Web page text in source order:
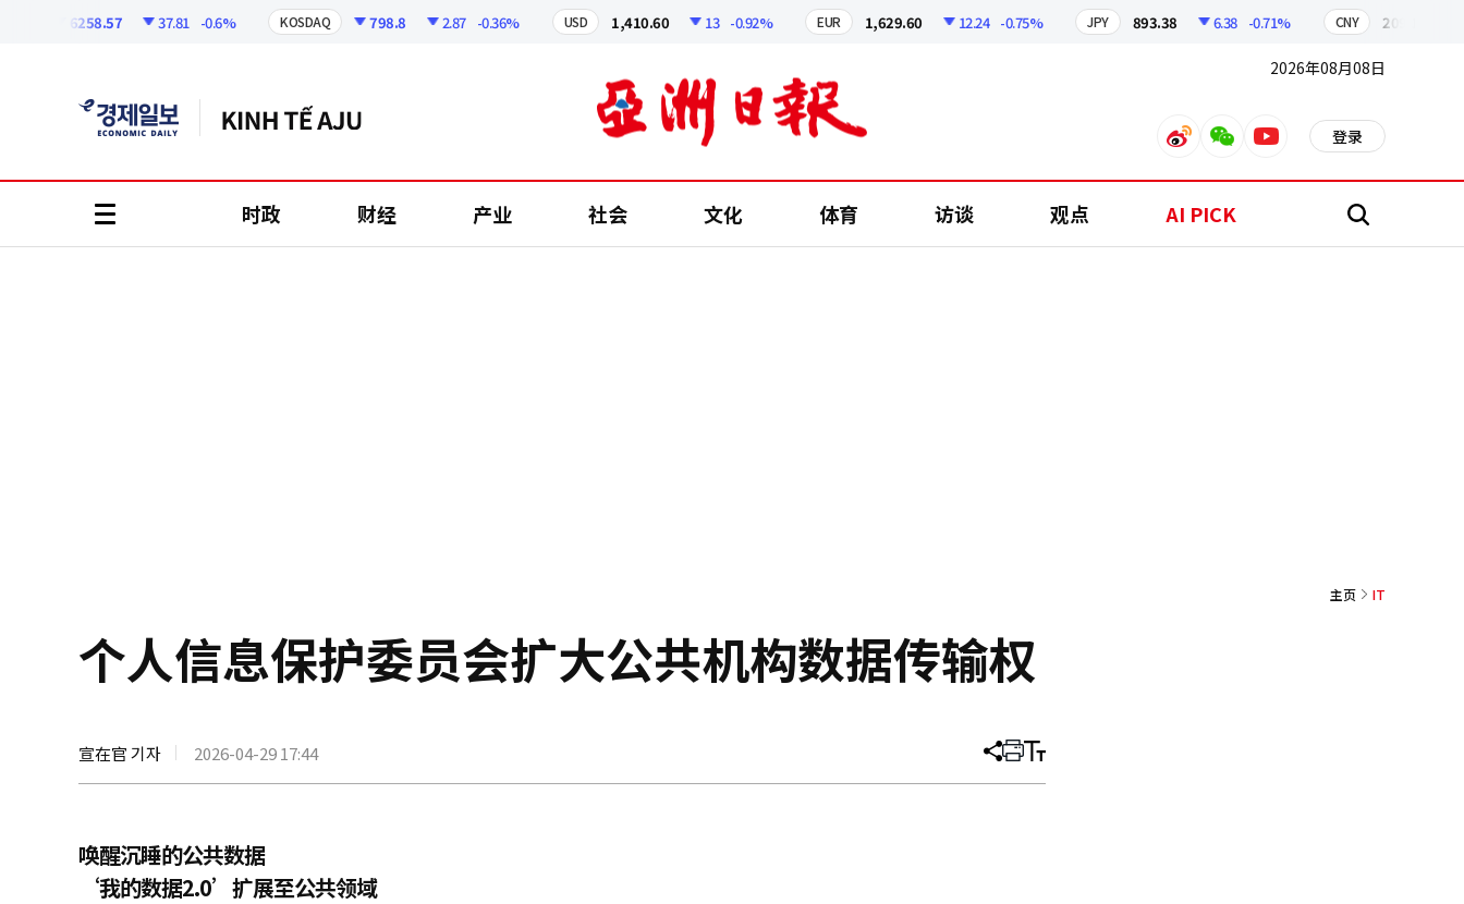
6258.57 37.81 -0.6% KOSDAQ 798.8 2.87 -0.36% USD 1,410.60 13 -0.92% EUR 1,629.60 12.24 -0.75% JPY 893.38 6.38 -0.71% CNY 209.17
2026年08月08日
weiboweixinyoutube 登录
时政 财经 产业 社会 文化 体育 访谈 观点 AI PICK 搜
主页 IT
个人信息保护委员会扩大公共机构数据传输权
宣在官 기자 2026-04-29 17:44 分
文
打 调
大
唤醒沉睡的公共数据
‘我的数据2.0’扩展至公共领域